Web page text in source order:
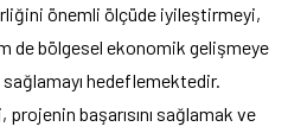
önemli ölçüde iyileştirmeyi,
de bölgesel ekonomik gelişmeye
hedeflemektedir.
başarısını sağlamak ve